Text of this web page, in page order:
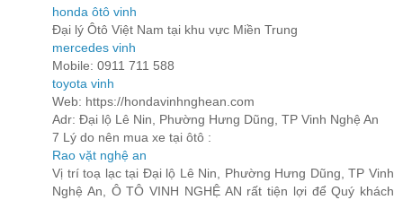
honda ôtô vinh
Đại lý Ôtô Việt Nam tại khu vực Miền Trung
mercedes vinh
Mobile: 0911 711 588
toyota vinh
Web: https://hondavinhnghean.com
Adr: Đại lộ Lê Nin, Phường Hưng Dũng, TP Vinh Nghệ An
7 Lý do nên mua xe tại ôtô :
Rao vặt nghệ an
Vị trí toạ lạc tại Đại lộ Lê Nin, Phường Hưng Dũng, TP Vinh
Nghệ An, Ô TÔ VINH NGHỆ AN rất tiện lợi để Quý khách